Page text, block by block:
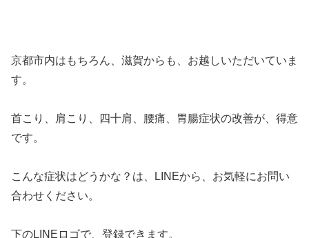
京都市内はもちろん、滋賀からも、お越しいただいていま
す。
首こり、肩こり、四十肩、腰痛、胃腸症状の改善が、得意
です。
こんな症状はどうかな？は、LINEから、お気軽にお問い
合わせください。
下のLINEロゴで、登録できます。